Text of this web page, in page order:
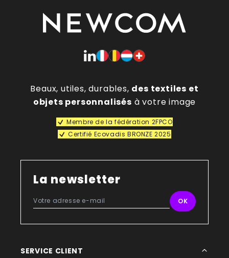
Beaux, utiles, durables, des textiles et
objets personnalisés à votre image
Membre de la fédération 2FPCO
Certifié Ecovadis BRONZE 2025
La newsletter
SERVICE CLIENT